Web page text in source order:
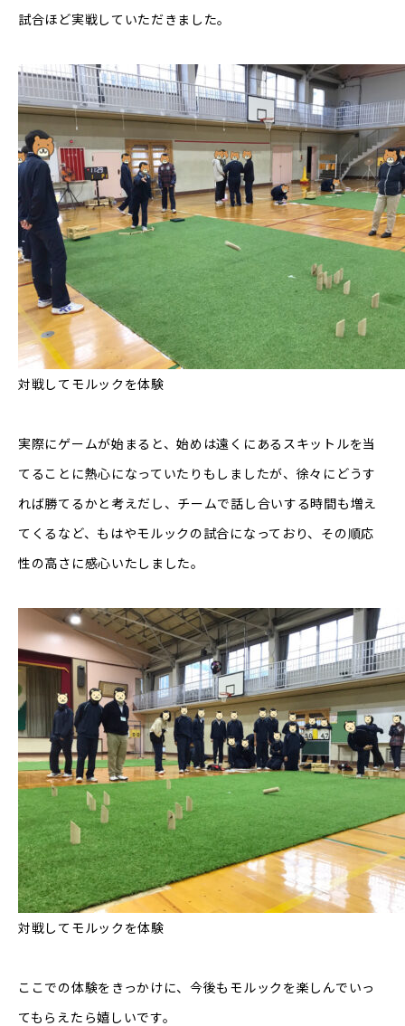
試合ほど実戦していただきました。
対戦してモルックを体験
実際にゲームが始まると、始めは遠くにあるスキットルを当
てることに熱心になっていたりもしましたが、徐々にどうす
れば勝てるかと考えだし、チームで話し合いする時間も増え
てくるなど、もはやモルックの試合になっており、その順応
性の高さに感心いたしました。
対戦してモルックを体験
ここでの体験をきっかけに、今後もモルックを楽しんでいっ
てもらえたら嬉しいです。